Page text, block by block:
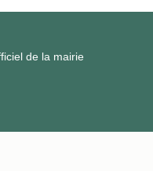
de la mairie